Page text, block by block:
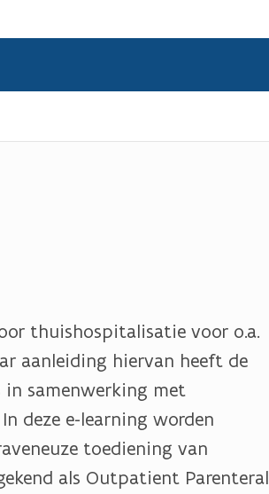
thuishospitalisatie voor o.a.
aanleiding hiervan heeft de
in samenwerking met
deze e-learning worden
toediening van
als Outpatient Parenteral